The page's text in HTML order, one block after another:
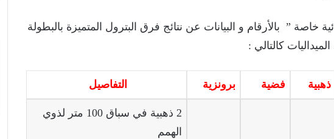
خاصة ” بالأرقام و البيانات عن نتائج فرق البترول المتميزة بالبطولة
كالتالي :
ذهبية فضية برونزية التفاصيل
2 ذهبية في سباق 100 متر لذوي
الهمم